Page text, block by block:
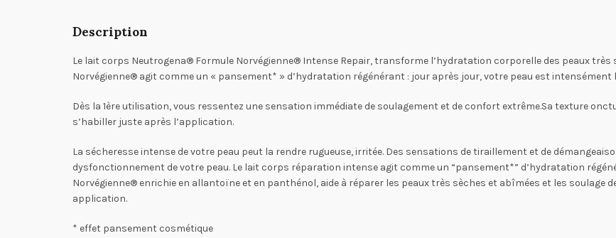
Description
Le lait corps Neutrogena® Formule Norvégienne® Intense Repair, transforme l’hydratation corporelle des peaux
Norvégienne® agit comme un « pansement* » d’hydratation régénérant : jour après jour, votre peau est intensément
Dès la 1ère utilisation, vous ressentez une sensation immédiate de soulagement et de confort extrême.Sa texture
s’habiller juste après l’application.
La sécheresse intense de votre peau peut la rendre rugueuse, irritée. Des sensations de tiraillement et de
dysfonctionnement de votre peau. Le lait corps réparation intense agit comme un “pansement*” d’hydratation
Norvégienne® enrichie en allantoïne et en panthénol, aide à réparer les peaux très sèches et abîmées et les soulage
application.
* effet pansement cosmétique